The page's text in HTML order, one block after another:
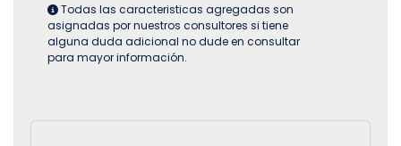
Todas las caracteristicas agregadas son
asignadas por nuestros consultores si tiene
alguna duda adicional no dude en consultar
para mayor información.